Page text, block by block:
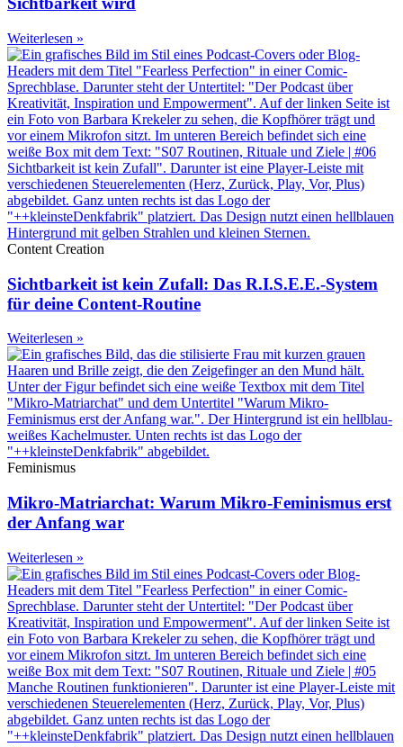
Weiterlesen »
Content Creation
Sichtbarkeit ist kein Zufall: Das R.I.S.E.E.-System
für deine Content-Routine
Weiterlesen »
Feminismus
Mikro-Matriarchat: Warum Mikro-Feminismus erst
der Anfang war
Weiterlesen »